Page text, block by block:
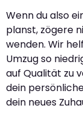
Wenn du also
planst, zögere
wenden. Wir
Umzug so
auf Qualität zu
dein
dein neues